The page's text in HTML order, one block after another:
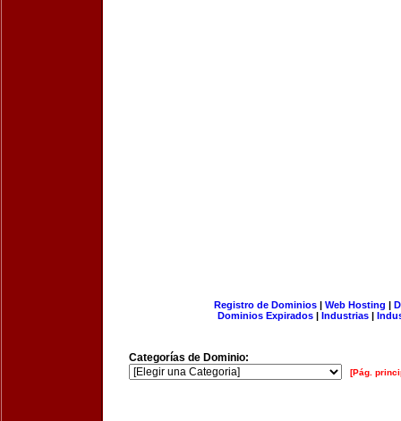
Registro de Dominios| Web Hosting |
Dominios Expirados | Industrias |
Categorías de Dominio:
[Pág.